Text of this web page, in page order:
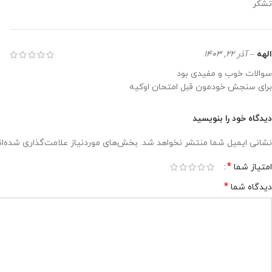
تشکر
الهه – آذر 22, 1403
سوالات خوب و مفیدی بود
برای سنجش خودمون قبل امتحان اوکیه
دیدگاه خود را بنویسید
نشانی ایمیل شما منتشر نخواهد شد. بخش‌های موردنیاز علامت‌گذاری
امتیاز شما *
دیدگاه شما *